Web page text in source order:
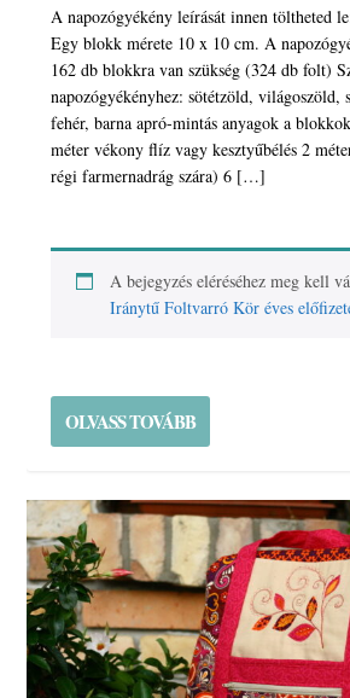
A napozógyékény leírását innen töltheted
Egy blokk mérete 10 x 10 cm. A
162 db blokkra van szükség (324 db folt)
napozógyékényhez: sötétzöld, világoszöld,
fehér, barna apró-mintás anyagok a
méter vékony flíz vagy kesztyűbélés 2
régi farmernadrág szára) 6 […]
A bejegyzés eléréséhez meg kell
Iránytű Foltvarró Kör éves
OLVASS TOVÁBB